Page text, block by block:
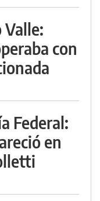
con
Federal:
en